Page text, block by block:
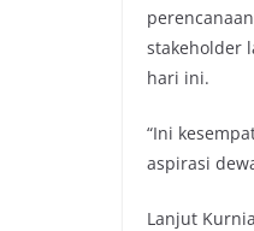
stakeholder
hari ini.
“Ini
aspirasi
Lanjut